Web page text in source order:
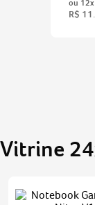
ou 12
R$ 11
Vitrine